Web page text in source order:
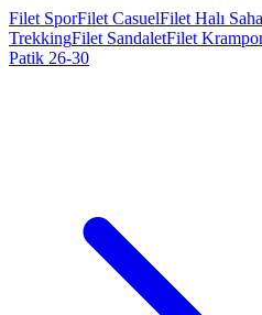
Filet SporFilet CasuelFilet Halı Saha
TrekkingFilet SandaletFilet
Patik 26-30